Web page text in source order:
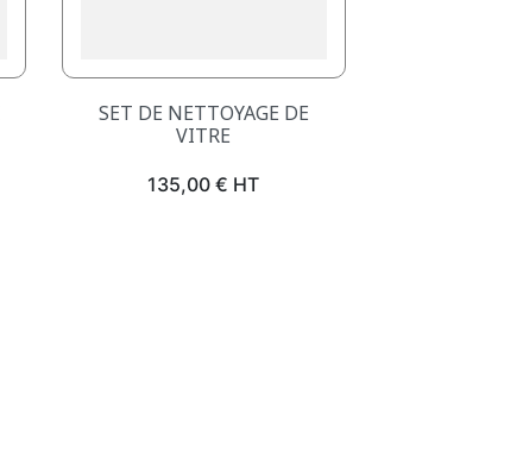
Aperçu rapide
SET DE NETTOYAGE DE
VITRE
Prix
135,00 € HT